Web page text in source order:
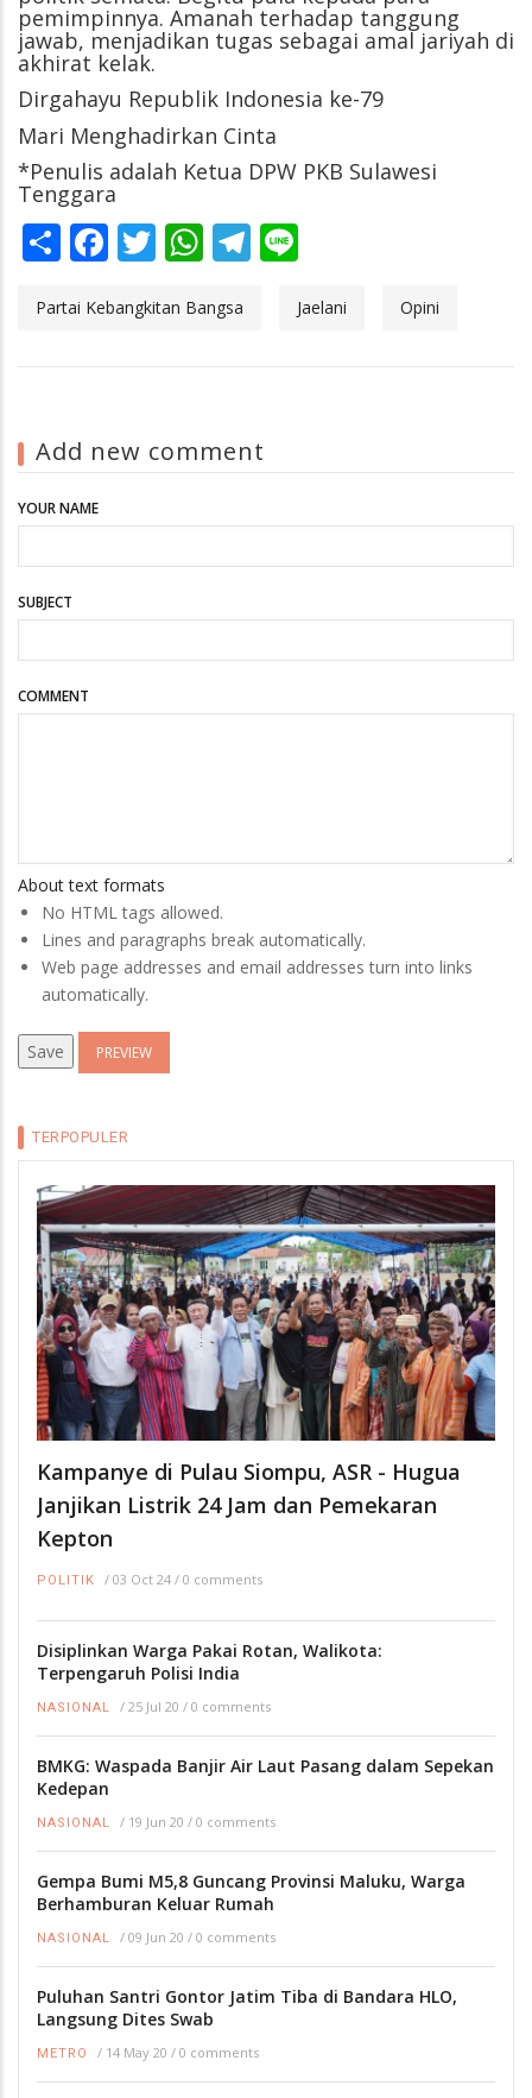
pemimpinnya. Amanah terhadap tanggung
jawab, menjadikan tugas sebagai amal jariyah di
akhirat kelak.
Dirgahayu Republik Indonesia ke-79
Mari Menghadirkan Cinta
*Penulis adalah Ketua DPW PKB Sulawesi
Tenggara
ShareFacebook
Twitter
WhatsApp
Telegram
Partai Kebangkitan Bangsa Jaelani Opini
Add new comment
YOUR NAME
SUBJECT
COMMENT
About text formats
No HTML tags allowed.
Lines and paragraphs break automatically.
Web page addresses and email addresses turn into links
automatically.
TERPOPULER
Kampanye di Pulau Siompu, ASR - Hugua
Janjikan Listrik 24 Jam dan Pemekaran
Kepton
POLITIK / 03 Oct 24 / 0 comments
Disiplinkan Warga Pakai Rotan, Walikota:
Terpengaruh Polisi India
NASIONAL / 25 Jul 20 / 0 comments
BMKG: Waspada Banjir Air Laut Pasang dalam Sepekan
Kedepan
NASIONAL / 19 Jun 20 / 0 comments
Gempa Bumi M5,8 Guncang Provinsi Maluku, Warga
Berhamburan Keluar Rumah
NASIONAL / 09 Jun 20 / 0 comments
Puluhan Santri Gontor Jatim Tiba di Bandara HLO,
Langsung Dites Swab
METRO / 14 May 20 / 0 comments